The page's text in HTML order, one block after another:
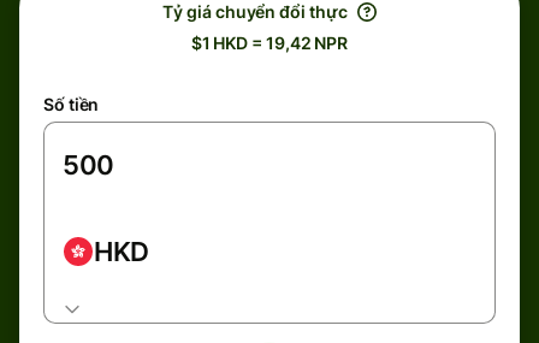
Tỷ giá chuyển đổi thực
$1 HKD = 19,42 NPR
Số tiền
HKD